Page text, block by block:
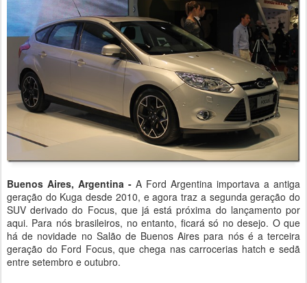
Buenos Aires, Argentina - A Ford Argentina importava a antiga
geração do Kuga desde 2010, e agora traz a segunda geração do
SUV derivado do Focus, que já está próxima do lançamento por
aqui. Para nós brasileiros, no entanto, ficará só no desejo. O que
há de novidade no Salão de Buenos Aires para nós é a terceira
geração do Ford Focus, que chega nas carrocerias hatch e sedã
entre setembro e outubro.